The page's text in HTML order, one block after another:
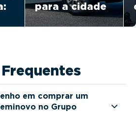
para a cidade
em comprar um
no Grupo